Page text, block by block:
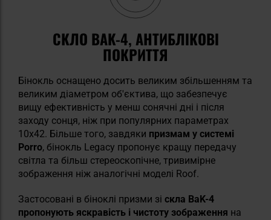
СКЛО BAK-4, АНТИБЛІКОВІ
ПОКРИТТЯ
Бінокль оснащено досить великим збільшенням та
великим діаметром об'єктива, що забезпечує
вищу ефективність у менш сонячні дні і після
заходу сонця, ніж при популярних параметрах
10x42. Більше того, завдяки призмам у системі
Porro, бінокль Legacy пропонує кращу передачу
світла та більш стереоскопічне, тривимірне
зображення ніж аналогічні моделі Roof.
Застосовані в біноклі призми зі скла BaK-4
пропонують яскравість і чистоту зображення на